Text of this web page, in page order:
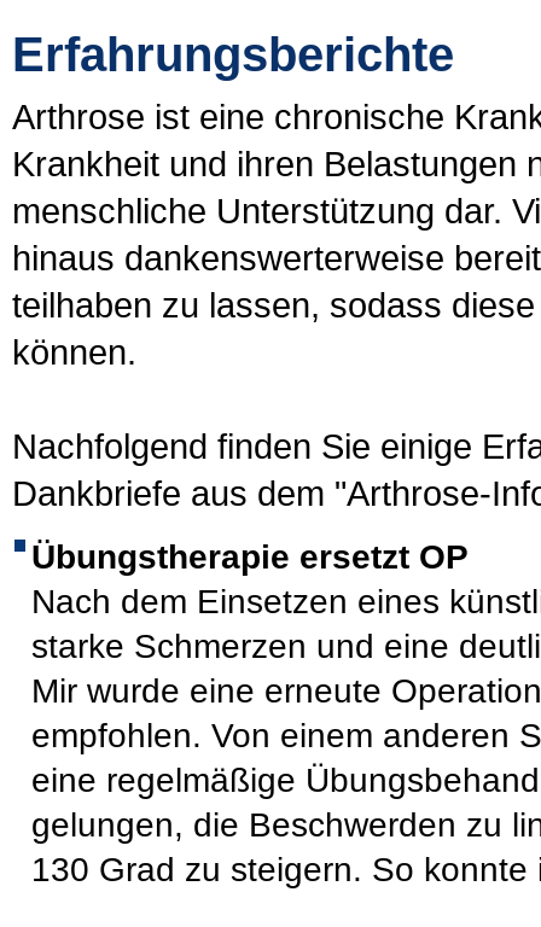
Erfahrungsberichte
Arthrose ist eine chronische
Krankheit und ihren Belastungen
menschliche Unterstützung dar.
hinaus dankenswerterweise
teilhaben zu lassen, sodass
können.
Nachfolgend finden Sie einige
Dankbriefe aus dem "Arthrose-
Übungstherapie ersetzt OP
Nach dem Einsetzen eines
starke Schmerzen und eine
Mir wurde eine erneute
empfohlen. Von einem anderen
eine regelmäßige
gelungen, die Beschwerden zu
130 Grad zu steigern. So